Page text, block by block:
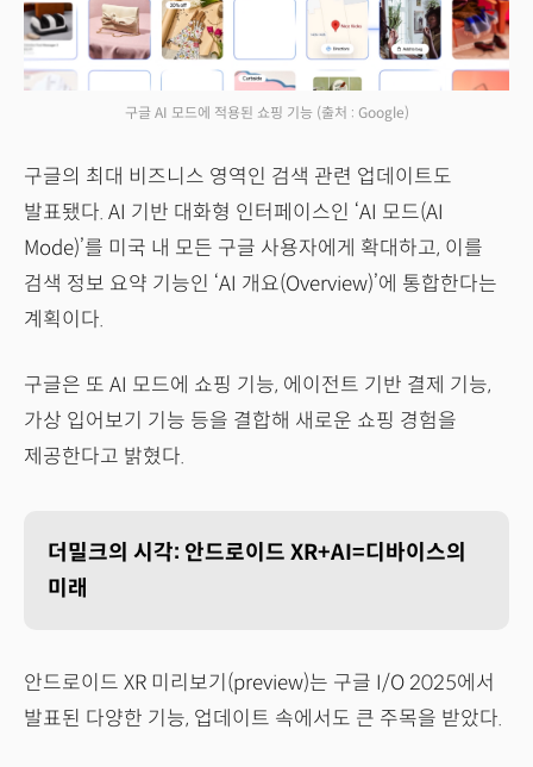
구글 AI 모드에 적용된 쇼핑 기능 (출처 : Google)
구글의 최대 비즈니스 영역인 검색 관련 업데이트도
발표됐다. AI 기반 대화형 인터페이스인 ‘AI 모드(AI
Mode)’를 미국 내 모든 구글 사용자에게 확대하고, 이를
검색 정보 요약 기능인 ‘AI 개요(Overview)’에 통합한다는
계획이다.
구글은 또 AI 모드에 쇼핑 기능, 에이전트 기반 결제 기능,
가상 입어보기 기능 등을 결합해 새로운 쇼핑 경험을
제공한다고 밝혔다.
더밀크의 시각: 안드로이드 XR+AI=디바이스의
미래
안드로이드 XR 미리보기(preview)는 구글 I/O 2025에서
발표된 다양한 기능, 업데이트 속에서도 큰 주목을 받았다.